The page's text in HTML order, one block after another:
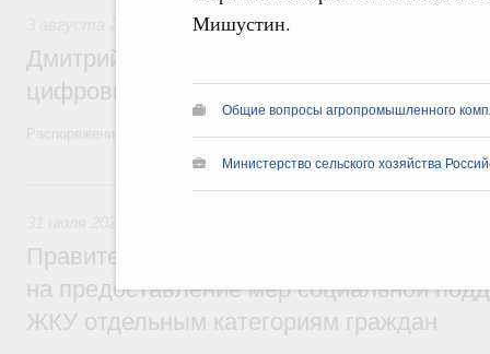
Мишустин.
Общие вопросы агропромышленного
Министерство сельского хозяйства
Регулирование в сфере торговли.
Дмитрий Григоренко возглавил штаб по
цифровых платформ
Распоряжение от 25 июля 2026 года №1966-р
31 июля, пятница
Правительство направит регионам
на предоставление мер социальной
ЖКУ отдельным категориям граждан